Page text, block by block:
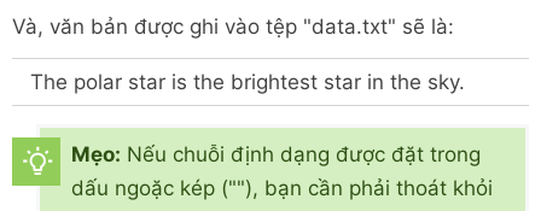
Và, văn bản được ghi vào tệp "data.txt" sẽ là:
The polar star is the brightest star in the sky.
Mẹo: Nếu chuỗi định dạng được đặt trong
dấu ngoặc kép (""), bạn cần phải thoát khỏi